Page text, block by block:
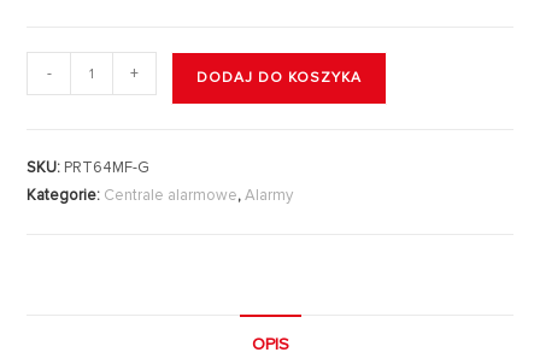
- + DODAJ DO KOSZYKA
SKU: PRT64MF-G
Kategorie: Centrale alarmowe,Alarmy
OPIS